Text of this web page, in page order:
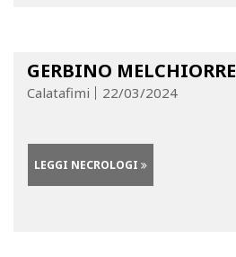
GERBINO MELCHIORRE
Calatafimi 22/03/2024
LEGGI NECROLOGI